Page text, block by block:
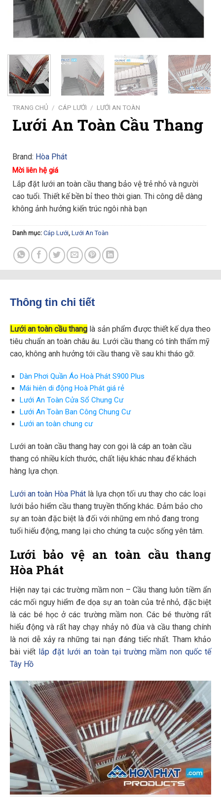
TRANG CHỦ / CÁP LƯỚI / LƯỚI AN TOÀN
Lưới An Toàn Cầu Thang
Brand: Hòa Phát
Mời liên hệ giá
Lắp đặt lưới an toàn cầu thang bảo vệ trẻ nhỏ và người
cao tuổi. Thiết kế bền bỉ theo thời gian. Thi công dễ dàng
không ảnh hưởng kiến trúc ngôi nhà bạn
Danh mục: Cáp Lưới, Lưới An Toàn
Thông tin chi tiết
Lưới an toàn cầu thang là sản phẩm được thiết kế dựa theo
tiêu chuẩn an toàn châu âu. Lưới cầu thang có tính thẩm mỹ
cao, không anh hưởng tới cầu thang về sau khi tháo gỡ.
Dàn Phơi Quần Áo Hoà Phát S900 Plus
Mái hiên di động Hoà Phát giá rẻ
Lưới An Toàn Cửa Sổ Chung Cư
Lưới An Toàn Ban Công Chung Cư
Lưới an toàn chung cư
Lưới an toàn cầu thang hay con gọi là cáp an toàn cầu
thang có nhiều kích thước, chất liệu khác nhau để khách
hàng lựa chọn.
Lưới an toàn Hòa Phát là lựa chọn tối ưu thay cho các loại
lưới bảo hiểm cầu thang truyền thống khác. Đảm bảo cho
sự an toàn đặc biệt là đối với những em nhỏ đang trong
tuổi hiếu động, mang lại cho chúng ta cuộc sống yên tâm.
Lưới bảo vệ an toàn cầu thang
Hòa Phát
Hiện nay tại các trường mầm non – Cầu thang luôn tiềm ẩn
các mối nguy hiểm đe dọa sự an toàn của trẻ nhỏ, đặc biệt
là các bé học ở các trường mầm non. Các bé thường rất
hiếu động và rất hay chạy nhảy nô đùa và cầu thang chính
là nơi dễ xảy ra những tai nạn đáng tiếc nhất. Tham khảo
bài viết lắp đặt lưới an toàn tại trường mầm non quốc tế
Tây Hồ